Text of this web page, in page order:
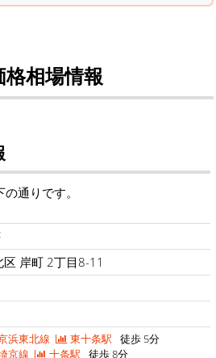
相場情報
通りです。
岸町 2丁目8-11
浜東北線 東十条駅 徒歩 5分
京線 十条駅 徒歩 8分